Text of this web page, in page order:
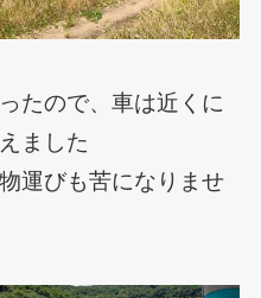
たので、車は近くに
ました
運びも苦になりませ